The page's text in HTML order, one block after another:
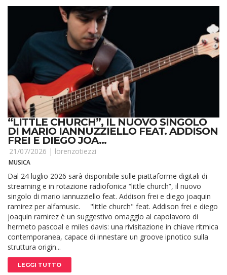
“LITTLE CHURCH”, IL NUOVO SINGOLO
DI MARIO IANNUZZIELLO FEAT. ADDISON
FREI E DIEGO JOA...
21/07/2026 | lorenzotiezzi
MUSICA
Dal 24 luglio 2026 sarà disponibile sulle piattaforme digitali di
streaming e in rotazione radiofonica “little church”, il nuovo
singolo di mario iannuzziello feat. Addison frei e diego joaquin
ramirez per alfamusic. "little church" feat. Addison frei e diego
joaquin ramirez è un suggestivo omaggio al capolavoro di
hermeto pascoal e miles davis: una rivisitazione in chiave ritmica
contemporanea, capace di innestare un groove ipnotico sulla
struttura origin...
LEGGI TUTTO